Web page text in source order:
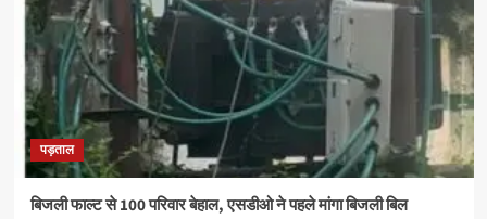
पड़ताल
बिजली फाल्ट से 100 परिवार बेहाल, एसडीओ ने पहले मांगा बिजली बिल